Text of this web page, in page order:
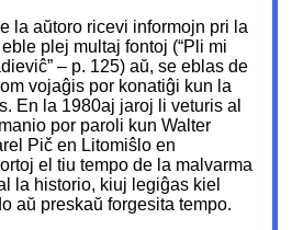
la aŭtoro ricevi informojn pri la
plej multaj fontoj (“Pli mi
– p. 125) aŭ, se eblas de
vojaĝis por konatiĝi kun la
En la 1980aj jaroj li veturis al
por paroli kun Walter
Pič en Litomiŝlo en
el tiu tempo de la malvarma
la historio, kiuj legiĝas kiel
aŭ preskaŭ forgesita tempo.